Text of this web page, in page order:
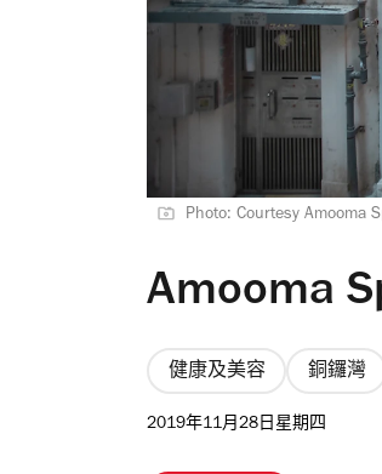
Photo: Courtesy Amooma
Amooma
健康及美容 銅鑼灣
2019年11月28日星期四